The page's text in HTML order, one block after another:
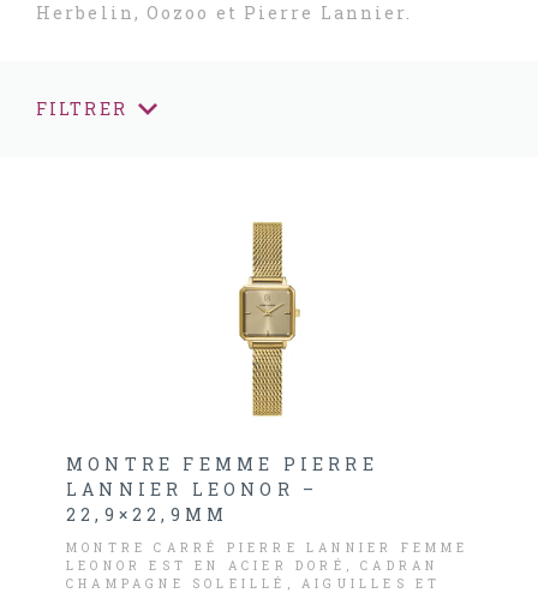
Herbelin, Oozoo et Pierre Lannier.
FILTRER
MONTRE FEMME PIERRE
LANNIER LEONOR –
22,9×22,9MM
MONTRE CARRÉ PIERRE LANNIER FEMME
LEONOR EST EN ACIER DORÉ, CADRAN
CHAMPAGNE SOLEILLÉ, AIGUILLES ET